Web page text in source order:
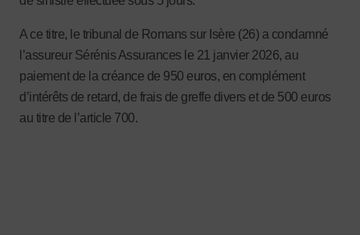
A ce titre, le tribunal de Romans sur Isère (26) a condamné
l’assureur Sérénis Assurances le 21 janvier 2026, au
paiement de la créance de 950 euros, en complément
d’intérêts de retard, de frais de greffe divers et de 500 euros
au titre de l’article 700.